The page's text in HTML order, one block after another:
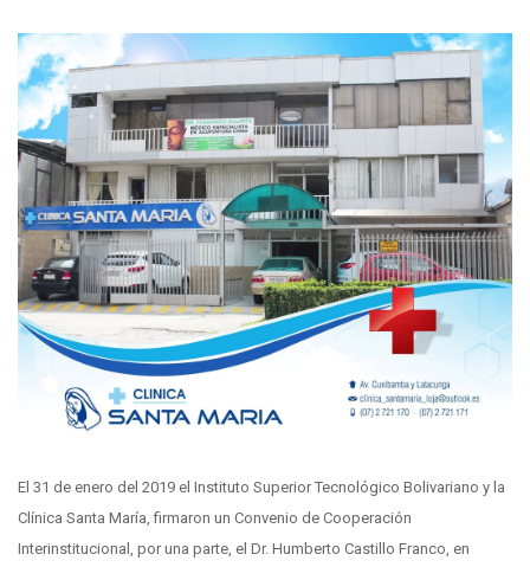
El 31 de enero del 2019 el Instituto Superior Tecnológico Bolivariano y la
Clínica Santa María, firmaron un Convenio de Cooperación
Interinstitucional, por una parte, el Dr. Humberto Castillo Franco, en